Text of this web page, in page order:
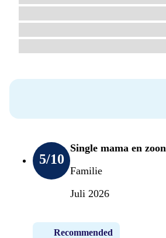
5/10
Single mama en zoon
Familie
Juli 2026
Recommended